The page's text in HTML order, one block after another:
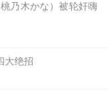
乃木かな）被轮奸嗨
大绝招